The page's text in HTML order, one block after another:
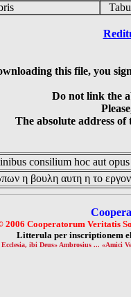
this file, you
Do not link the
The absolute address
consilium hoc aut
η βουλη αυτη η το
2006 Cooperatorum Veritatis
Litterula per inscriptionem
ibi Deus» Ambrosius ... «Amici